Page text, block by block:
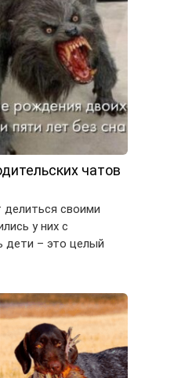
чатов
делиться своими
у них с
дети – это целый